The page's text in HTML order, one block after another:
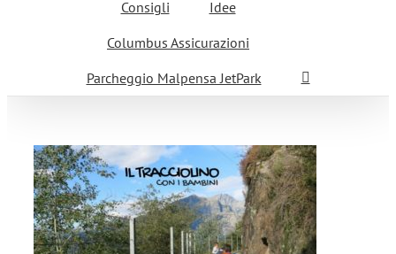
Consigli
Idee
Columbus Assicurazioni
Parcheggio Malpensa JetPark